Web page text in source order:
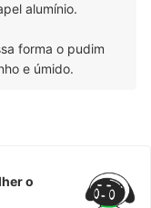
alumínio.
forma o pudim
e úmido.
o